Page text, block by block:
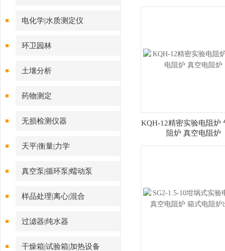
电化学|水质测定仪
环卫园林
土壤分析
药物测定
无损检测仪器
天平|衡量|力学
真空泵|循环泵|蠕动泵
样品处理|离心|混合
过滤器|纯水器
干燥箱|试验箱|加热设备
KQH-12精密实验电阻炉
阻炉 真空电阻炉